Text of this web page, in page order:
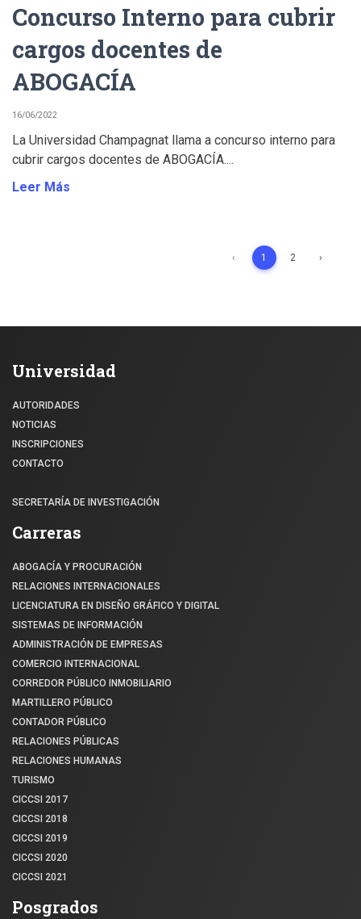
Concurso Interno para cubrir
cargos docentes de
ABOGACÍA
16/06/2022
La Universidad Champagnat llama a concurso interno para
cubrir cargos docentes de ABOGACÍA....
Leer Más
‹ 1 2 ›
Universidad
AUTORIDADES
NOTICIAS
INSCRIPCIONES
CONTACTO
SECRETARÍA DE INVESTIGACIÓN
Carreras
ABOGACÍA Y PROCURACIÓN
RELACIONES INTERNACIONALES
LICENCIATURA EN DISEÑO GRÁFICO Y DIGITAL
SISTEMAS DE INFORMACIÓN
ADMINISTRACIÓN DE EMPRESAS
COMERCIO INTERNACIONAL
CORREDOR PÚBLICO INMOBILIARIO
MARTILLERO PÚBLICO
CONTADOR PÚBLICO
RELACIONES PÚBLICAS
RELACIONES HUMANAS
TURISMO
CICCSI 2017
CICCSI 2018
CICCSI 2019
CICCSI 2020
CICCSI 2021
Posgrados